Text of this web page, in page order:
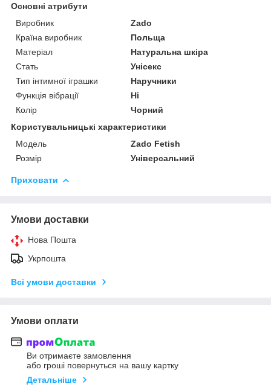
Основні атрибути
Виробник
Zado
Країна виробник
Польща
Матеріал
Натуральна шкіра
Стать
Унісекс
Тип інтимної іграшки
Наручники
Функція вібрації
Ні
Колір
Чорний
Користувальницькі характеристики
Модель
Zado Fetish
Розмір
Універсальний
Приховати
Умови доставки
Нова Пошта
Укрпошта
Всі умови доставки
Умови оплати
Ви отримаєте замовлення
або гроші повернуться на вашу картку
Детальніше